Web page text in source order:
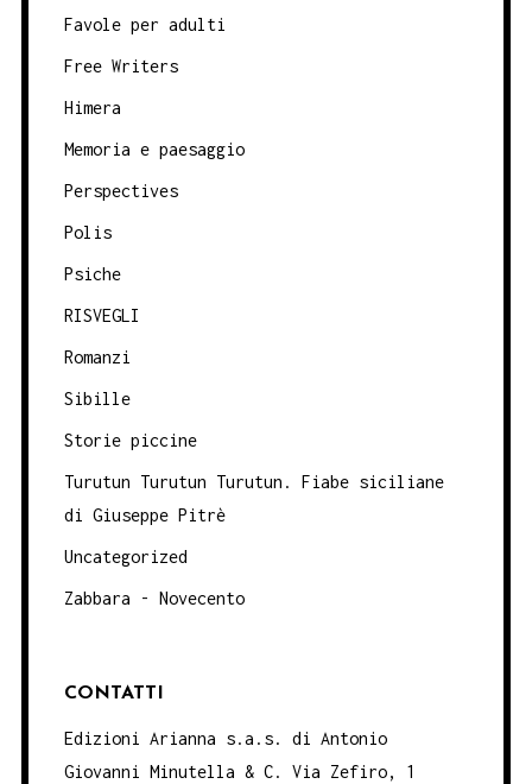
Favole per adulti
Free Writers
Himera
Memoria e paesaggio
Perspectives
Polis
Psiche
RISVEGLI
Romanzi
Sibille
Storie piccine
Turutun Turutun Turutun. Fiabe siciliane
di Giuseppe Pitrè
Uncategorized
Zabbara - Novecento
CONTATTI
Edizioni Arianna s.a.s. di Antonio
Giovanni Minutella & C. Via Zefiro, 1